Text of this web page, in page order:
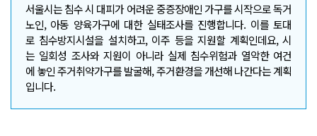
서울시는 침수 시 대피가 어려운 중증장애인 가구를 시작으로 독거
노인, 아동 양육가구에 대한 실태조사를 진행합니다. 이를 토대
로 침수방지시설을 설치하고, 이주 등을 지원할 계획인데요, 시
는 일회성 조사와 지원이 아니라 실제 침수위험과 열악한 여건
에 놓인 주거취약가구를 발굴해, 주거환경을 개선해 나간다는 계획
입니다.